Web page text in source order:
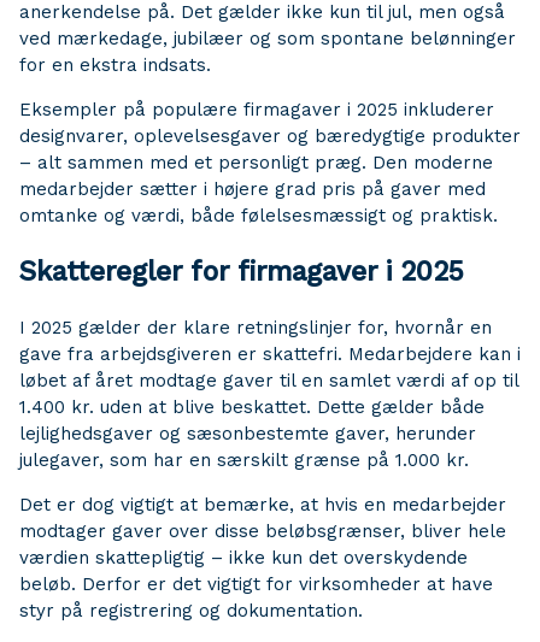
anerkendelse på. Det gælder ikke kun til jul, men også
ved mærkedage, jubilæer og som spontane belønninger
for en ekstra indsats.
Eksempler på populære firmagaver i 2025 inkluderer
designvarer, oplevelsesgaver og bæredygtige produkter
– alt sammen med et personligt præg. Den moderne
medarbejder sætter i højere grad pris på gaver med
omtanke og værdi, både følelsesmæssigt og praktisk.
Skatteregler for firmagaver i 2025
I 2025 gælder der klare retningslinjer for, hvornår en
gave fra arbejdsgiveren er skattefri. Medarbejdere kan i
løbet af året modtage gaver til en samlet værdi af op til
1.400 kr. uden at blive beskattet. Dette gælder både
lejlighedsgaver og sæsonbestemte gaver, herunder
julegaver, som har en særskilt grænse på 1.000 kr.
Det er dog vigtigt at bemærke, at hvis en medarbejder
modtager gaver over disse beløbsgrænser, bliver hele
værdien skattepligtig – ikke kun det overskydende
beløb. Derfor er det vigtigt for virksomheder at have
styr på registrering og dokumentation.